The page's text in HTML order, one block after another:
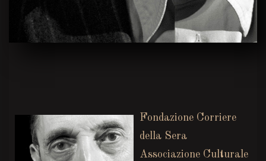
Fondazione Corriere
della Sera
Associazione Culturale